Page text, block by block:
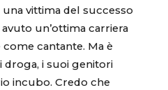
una vittima del successo
un’ottima carriera
cantante. Ma è
i suoi genitori
incubo. Credo che